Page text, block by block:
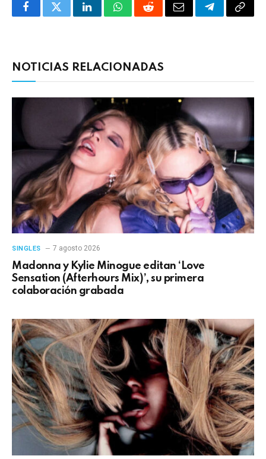
FacebookTwitterLinkedInWhatsAppRedditCorreoTelegrama
NOTICIAS RELACIONADAS
SINGLES 7 agosto 2026
Madonna y Kylie Minogue editan ‘Love
Sensation (Afterhours Mix)’, su primera
colaboración grabada